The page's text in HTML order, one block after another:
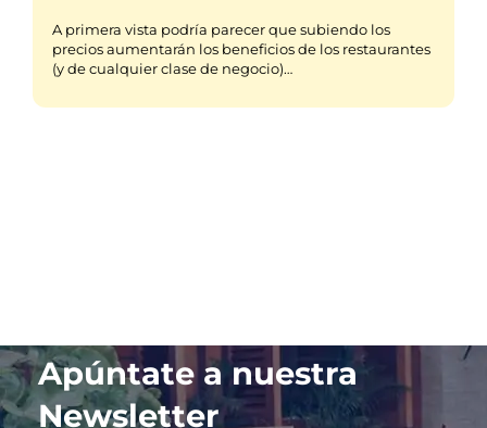
A primera vista podría parecer que subiendo los
precios aumentarán los beneficios de los restaurantes
(y de cualquier clase de negocio)…
Apúntate a nuestra
Newsletter